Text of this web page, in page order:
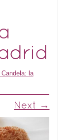
Candela: la
Next →